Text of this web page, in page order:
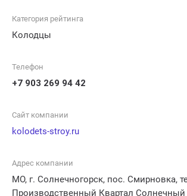
качественной водоснабжения, они
очистку воды, санацию колодцев и
высококачественными материалами и
оборудованием, Колодец Строй
клиентам непрерывный доступ к чистой
Колодец Строй предлагает
сервиса.
Категория рейтинга
Колодцы
Телефон
+7 903 269 94 42
Сайт компании
kolodets-stroy.ru
Адрес компании
МО, г. Солнечногорск, пос. Смирновка,
Производственный Квартал Солнечный